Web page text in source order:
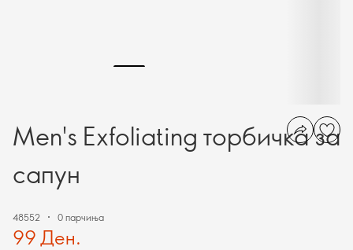
Men's Exfoliating торбичка за
сапун
48552 0 парчиња
99 Ден.